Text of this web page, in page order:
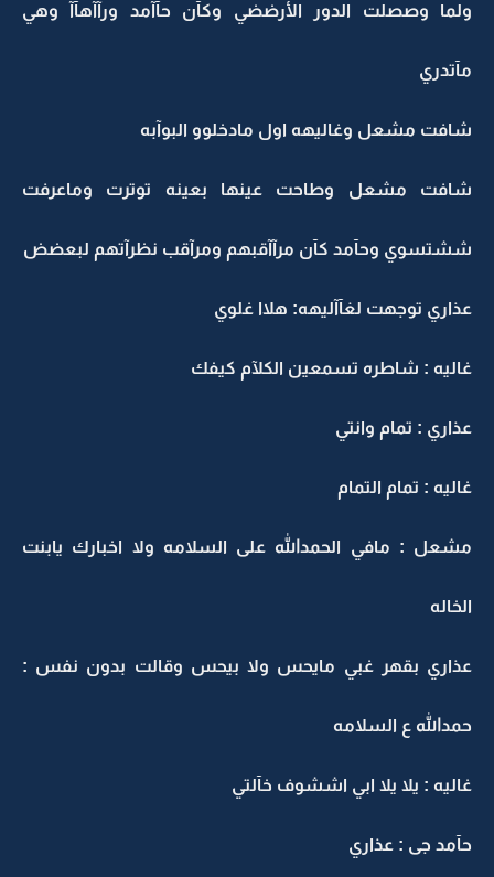
ولما وصصلت الدور الأرضضي وكآن حآآمد ورآآهآآ وهي
مآتدري
شافت مشعل وغاليهه اول مادخلوو البوآبه
شافت مشعل وطاحت عينها بعينه توترت وماعرفت
ششتسوي وحآمد كآن مرآآقبهم ومرآقب نظرآتهم لبعضض
عذاري توجهت لغآآليهه: هلاا غلوي
غاليه : شاطره تسمعين الكلآم كيفك
عذاري : تمام وانتي
غاليه : تمام التمام
مشعل : مافي الحمدالله على السلامه ولا اخبارك يابنت
الخاله
عذاري بقهر غبي مايحس ولا بيحس وقالت بدون نفس :
حمدالله ع السلامه
غاليه : يلا يلا ابي اششوف خآلتي
حآمد جى : عذاري